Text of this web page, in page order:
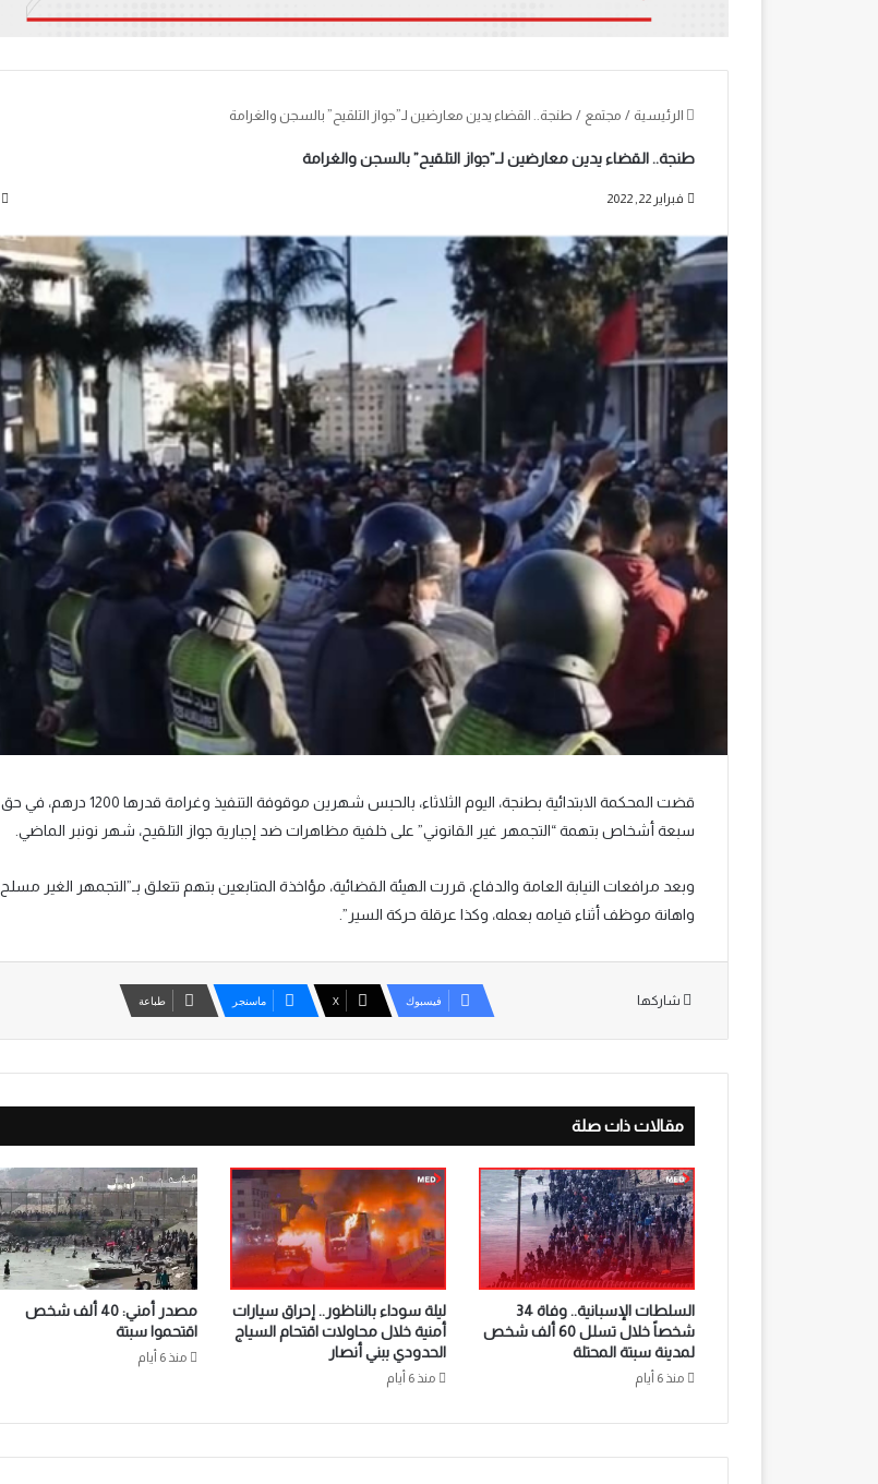
الرئيسية / مجتمع / طنجة.. القضاء يدين معارضين لـ”جواز التلقيح” بالسجن والغرامة
طنجة.. القضاء يدين معارضين لـ”جواز التلقيح” بالسجن والغرامة
فبراير 22, 2022
قضت المحكمة الابتدائية بطنجة، اليوم الثلاثاء، بالحبس شهرين موقوفة التنفيذ وغرامة قدرها 1200 درهم، في حق
سبعة أشخاص بتهمة “التجمهر غير القانوني” على خلفية مظاهرات ضد إجبارية جواز التلقيح، شهر نونبر الماضي.
وبعد مرافعات النيابة العامة والدفاع، قررت الهيئة القضائية، مؤاخذة المتابعين بتهم تتعلق بـ”التجمهر الغير مسلح
واهانة موظف أثناء قيامه بعمله، وكذا عرقلة حركة السير”.
شاركها فيسبوك ‫X ماسنجر طباعة
مقالات ذات صلة
السلطات الإسبانية.. وفاة 34
شخصاً خلال تسلل 60 ألف شخص
لمدينة سبتة المحتلة
منذ 6 أيام
ليلة سوداء بالناظور.. إحراق سيارات
أمنية خلال محاولات اقتحام السياج
الحدودي ببني أنصار
منذ 6 أيام
مصدر أمني: 40 ألف شخص
اقتحموا سبتة
منذ 6 أيام